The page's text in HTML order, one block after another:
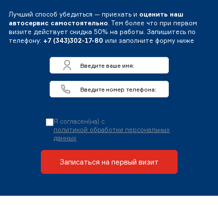
Лучший способ убедиться — приехать и оценить наш
автосервис самостоятельно. Тем более что при первом
визите действует скидка 50% на работы. Запишитесь по
телефону: +7 (343)302-17-80 или заполните форму ниже
Я согласен(на) с
политикой обработки персональных
данных
Записаться на первый визит